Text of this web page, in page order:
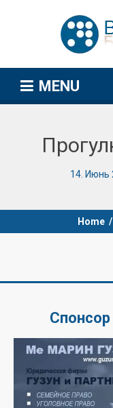
MENU
14 Июнь
Home /